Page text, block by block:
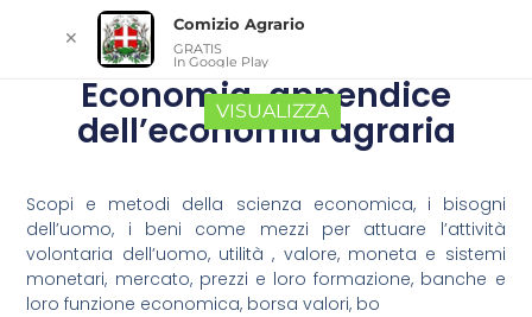
Economia, appendice
dell’economia agraria
Scopi e metodi della scienza economica, i bisogni
dell’uomo, i beni come mezzi per attuare l’attività
volontaria dell’uomo, utilità , valore, moneta e sistemi
monetari, mercato, prezzi e loro formazione, banche e
loro funzione economica, borsa valori, bo
✕
Comizio Agrario
GRATIS
In Google Play
VISUALIZZA